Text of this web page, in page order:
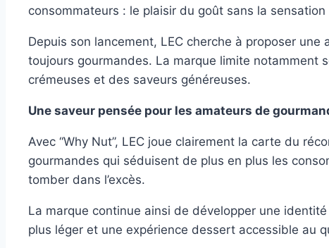
consommateurs : le plaisir du goût sans la sensation
Depuis son lancement, LEC cherche à proposer
toujours gourmandes. La marque limite
crémeuses et des saveurs généreuses.
Une saveur pensée pour les amateurs de
Avec “Why Nut”, LEC joue clairement la carte du
gourmandes qui séduisent de plus en plus les
tomber dans l’excès.
La marque continue ainsi de développer une
plus léger et une expérience dessert accessible au